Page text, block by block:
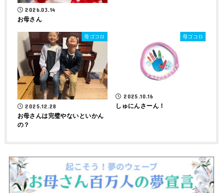
2026.03.14
お母さん
母ゴコロ
2025.12.28
お母さんは完璧やないといかん
の？
母ゴコロ
2025.10.16
しゅにんさーん！